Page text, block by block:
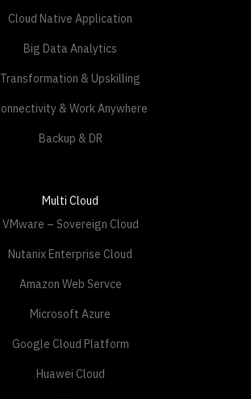
Cloud Native Application
Big Data Analytics
Transformation & Upskilling
& Work Anywhere
Backup & DR
Multi Cloud
VMware – Sovereign Cloud
Nutanix Enterprise Cloud
Amazon Web Servce
Microsoft Azure
Google Cloud Platform
Huawei Cloud